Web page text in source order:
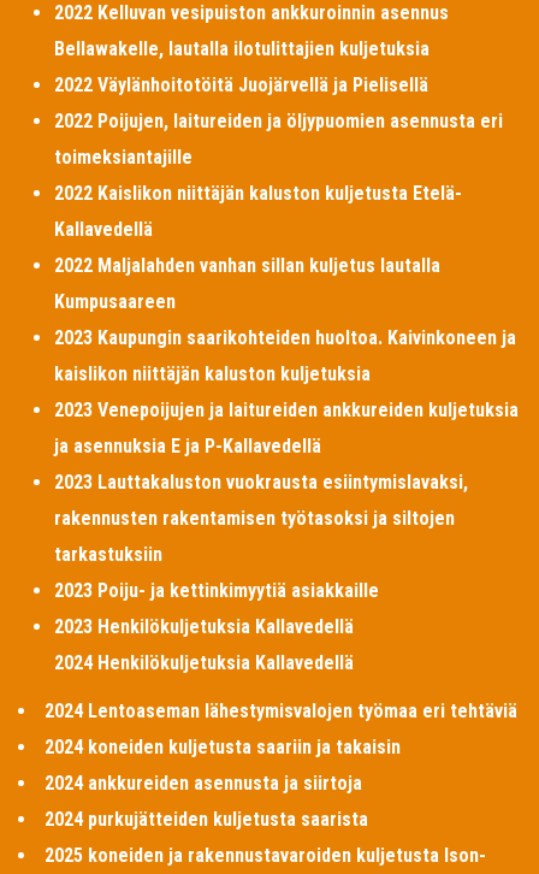
2022 Kelluvan vesipuiston ankkuroinnin asennus
Bellawakelle, lautalla ilotulittajien kuljetuksia
2022 Väylänhoitotöitä Juojärvellä ja Pielisellä
2022 Poijujen, laitureiden ja öljypuomien asennusta eri
toimeksiantajille
2022 Kaislikon niittäjän kaluston kuljetusta Etelä-
Kallavedellä
2022 Maljalahden vanhan sillan kuljetus lautalla
Kumpusaareen
2023 Kaupungin saarikohteiden huoltoa. Kaivinkoneen ja
kaislikon niittäjän kaluston kuljetuksia
2023 Venepoijujen ja laitureiden ankkureiden kuljetuksia
ja asennuksia E ja P-Kallavedellä
2023 Lauttakaluston vuokrausta esiintymislavaksi,
rakennusten rakentamisen työtasoksi ja siltojen
tarkastuksiin
2023 Poiju- ja kettinkimyytiä asiakkaille
2023 Henkilökuljetuksia Kallavedellä
2024 Henkilökuljetuksia Kallavedellä
2024 Lentoaseman lähestymisvalojen työmaa eri tehtäviä
2024 koneiden kuljetusta saariin ja takaisin
2024 ankkureiden asennusta ja siirtoja
2024 purkujätteiden kuljetusta saarista
2025 koneiden ja rakennustavaroiden kuljetusta Ison-